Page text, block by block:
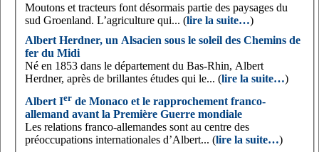
Moutons et tracteurs font désormais partie des paysages du
sud Groenland. L’agriculture qui... (lire la suite…)
Albert Herdner, un Alsacien sous le soleil des Chemins de
fer du Midi
Né en 1853 dans le département du Bas-Rhin, Albert
Herdner, après de brillantes études qui le... (lire la suite…)
Albert Ier de Monaco et le rapprochement franco-
allemand avant la Première Guerre mondiale
Les relations franco-allemandes sont au centre des
préoccupations internationales d’Albert... (lire la suite…)